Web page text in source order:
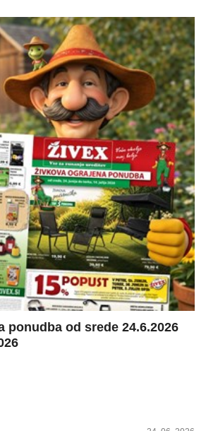
ponudba od srede 24.6.2026